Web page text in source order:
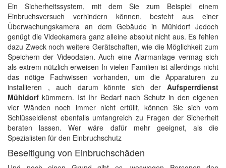
Ein Sicherheitssystem, mit dem Sie zum Beispiel einem
Einbruchsversuch verhindern können, besteht aus einer
Überwachungskamera an dem Gebäude in Mühldorf Jedoch
genügt die Videokamera ganz alleine absolut nicht aus. Es fehlen
dazu Zweck noch weitere Gerätschaften, wie die Möglichkeit zum
Speichern der Videodaten. Auch eine Alarmanlage vermag sich
als extrem nützlich erweisen In vielen Familien ist allerdings nicht
das nötige Fachwissen vorhanden, um die Apparaturen zu
installieren , auch darum könnte sich der Aufsperrdienst
Mühldorf kümmern. Ist Ihr Bedarf nach Schutz in den eigenen
vier Wänden noch immer nicht erfüllt, können Sie sich vom
Schlüsseldienst ebenfalls umfangreich zu Fragen der Sicherheit
beraten lassen. Wer wäre dafür mehr geeignet, als die
Spezialisten für den Einbruchschutz
Beseitigung von Einbruchschäden